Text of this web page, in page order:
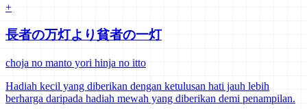
+
長者の万灯より貧者の一灯
choja no manto yori hinja no itto
Hadiah kecil yang diberikan dengan ketulusan hati jauh lebih
berharga daripada hadiah mewah yang diberikan demi penampilan.